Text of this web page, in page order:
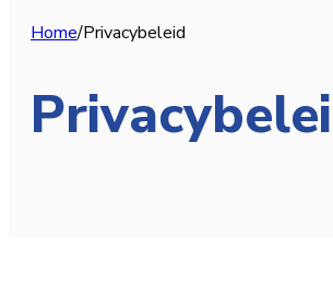
Home/Privacybeleid